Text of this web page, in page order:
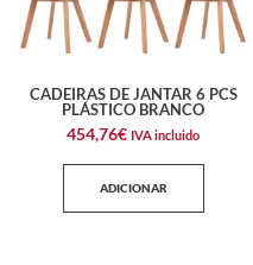
CADEIRAS DE JANTAR 6 PCS
PLÁSTICO BRANCO
454,76€ IVA incluido
ADICIONAR